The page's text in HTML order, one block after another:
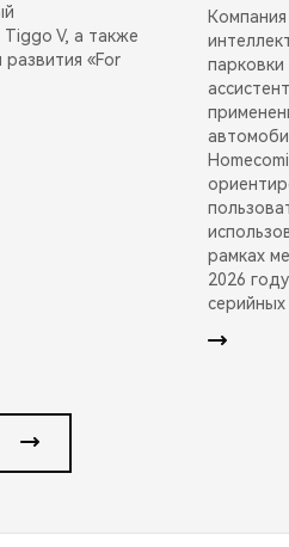
V, а также
«For
рамках
2026